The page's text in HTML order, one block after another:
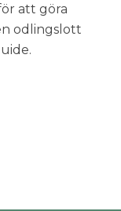
att göra
odlingslott